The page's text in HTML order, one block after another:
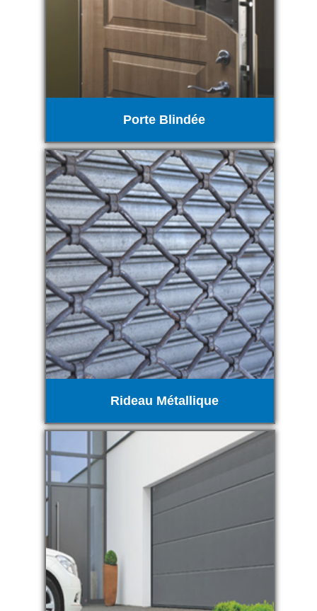
Porte Blindée
Rideau Métallique